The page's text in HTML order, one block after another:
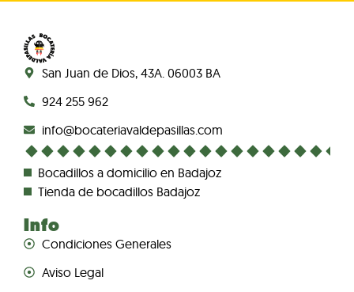
San Juan de Dios, 43A. 06003 BA
924 255 962
info@bocateriavaldepasillas.com
Bocadillos a domicilio en Badajoz
Tienda de bocadillos Badajoz
Info
Condiciones Generales
Aviso Legal